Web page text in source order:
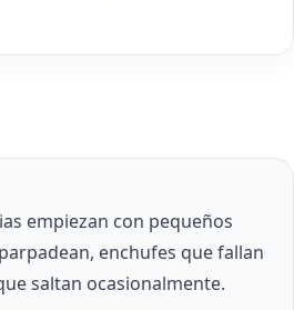
empiezan con pequeños
enchufes que fallan
saltan ocasionalmente.